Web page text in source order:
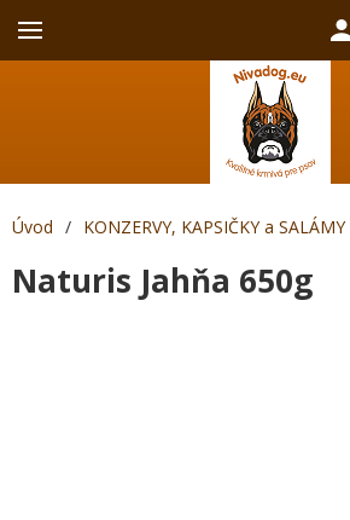
Úvod / KONZERVY, KAPSIČKY a SALÁMY
Naturis Jahňa 650g